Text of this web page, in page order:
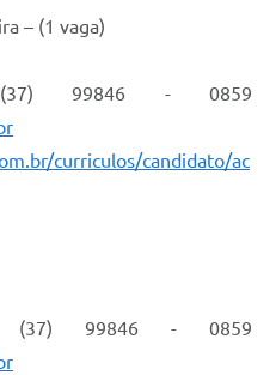
– (1 vaga)
(37) 99846 - 0859
curriculos/candidato/ac
(37) 99846 - 0859